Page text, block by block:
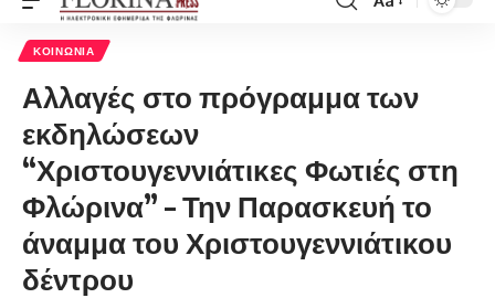
Font
ΚΟΙΝΩΝΊΑ
Αλλαγές στο πρόγραμμα των
εκδηλώσεων
“Χριστουγεννιάτικες Φωτιές στη
Φλώρινα” – Την Παρασκευή το
άναμμα του Χριστουγεννιάτικου
δέντρου